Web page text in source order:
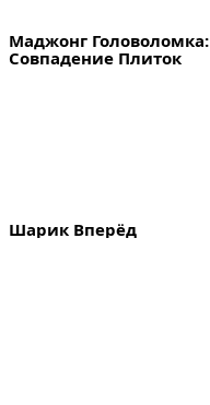
Маджонг Головоломка:
Совпадение Плиток
Шарик Вперёд